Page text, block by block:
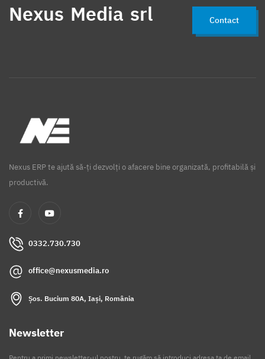
Nexus Media srl Contact
Nexus ERP te ajută să-ți dezvolți o afacere bine organizată, profitabilă și
productivă.
0332.730.730
office@nexusmedia.ro
Șos. Bucium 80A, Iași, România
Newsletter